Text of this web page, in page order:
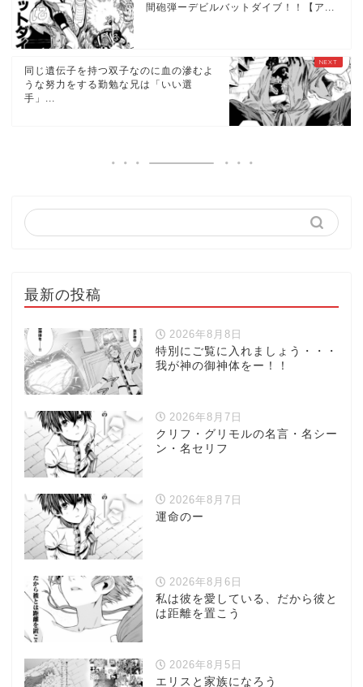
間砲弾ーデビルバットダイブ！！【ア...
同じ遺伝子を持つ双子なのに血の滲むよ
うな努力をする勤勉な兄は「いい選
手」...
最新の投稿
2026年8月8日
特別にご覧に入れましょう・・・
我が神の御神体をー！！
2026年8月7日
クリフ・グリモルの名言・名シー
ン・名セリフ
2026年8月7日
運命のー
2026年8月6日
私は彼を愛している、だから彼と
は距離を置こう
2026年8月5日
エリスと家族になろう